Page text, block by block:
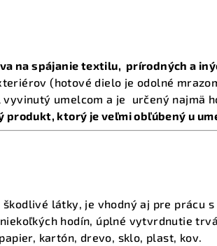
na spájanie textilu, prírodných a
(hotové dielo je odolné
umelcom a je určený najmä
produkt, ktorý je veľmi obľúbený u
škodlivé látky, je vhodný aj pre prácu
hodín, úplné vytvrdnutie
kartón, drevo, sklo, plast, kov.